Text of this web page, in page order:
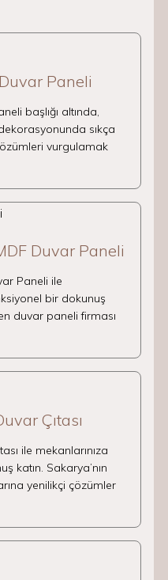
Paneli
başlığı altında,
sıkça
vurgulamak
Duvar Paneli
Paneli ile
bir dokunuş
duvar paneli firması
Çıtası
ile mekanlarınıza
katın. Sakarya’nın
yenilikçi çözümler